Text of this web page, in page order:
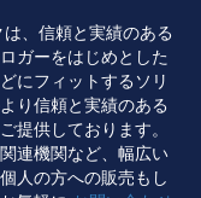
、信頼と実績のある
ガーをはじめとした
にフィットするソリ
り信頼と実績のある
提供しております。
連機関など、幅広い
人の方への販売もし